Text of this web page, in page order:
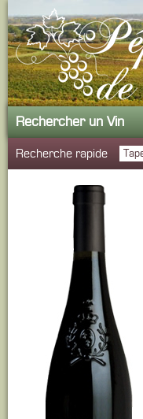
Rechercher un Vin
Recherche rapide